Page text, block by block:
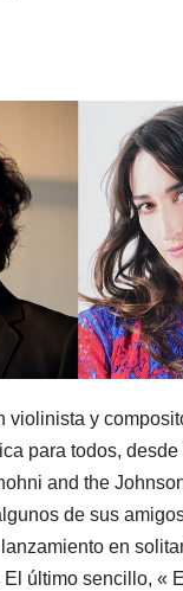
violinista y
para todos, desde
and the
de sus
en
El último sencillo, «